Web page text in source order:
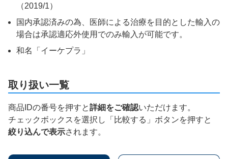
（2019/1）
国内承認済みの為、医師による治療を目的とした輸入の
場合は承認適応外使用でのみ輸入が可能です。
和名「イーケプラ」
取り扱い一覧
商品IDの番号を押すと詳細をご確認いただけます。
チェックボックスを選択し「比較する」ボタンを押すと
絞り込んで表示されます。